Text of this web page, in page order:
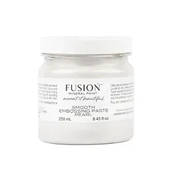
Schnellansicht
Set / Streichset "Grundausstattung",
7-teilig
Standardpreis
46,20 € Sale-Preis
39,80 €